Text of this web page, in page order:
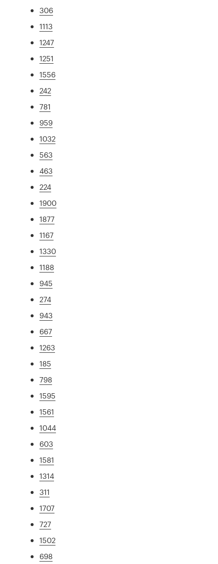
306
1113
1247
1251
1556
242
781
959
1032
563
463
224
1900
1877
1167
1330
1188
945
274
943
667
1263
185
798
1595
1561
1044
603
1581
1314
311
1707
727
1502
698